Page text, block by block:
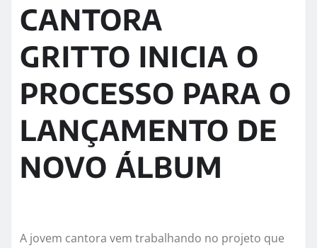
CANTORA
GRITTO INICIA O
PROCESSO PARA O
LANÇAMENTO DE
NOVO ÁLBUM
A jovem cantora vem trabalhando no projeto que